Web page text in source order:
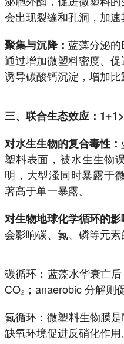
会出现裂缝和孔洞，加速
聚集与沉降： 蓝藻分泌
通过增加微塑料密度、促
诱导碳酸钙沉淀，增加比
三、联合生态效应：
对水生生物的复合毒性：
塑料表面，被水生生物
明，大型溞同时暴露于
著高于单一暴露。
对生物地球化学循环的影
会影响碳、氮、磷等元素
碳循环：蓝藻水华衰亡
CO₂；anaerobic 分解则
氮循环：微塑料生物膜
缺氧环境促进反硝化作用。